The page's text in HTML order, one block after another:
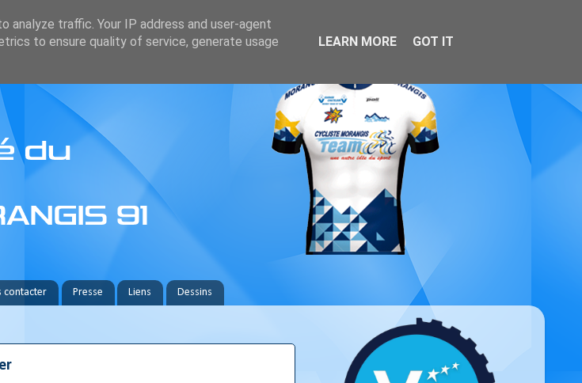
contacter Presse Liens Dessins
traffic. Your IP address and user-agent
to ensure quality of service, generate usage
LEARN MORE GOT IT